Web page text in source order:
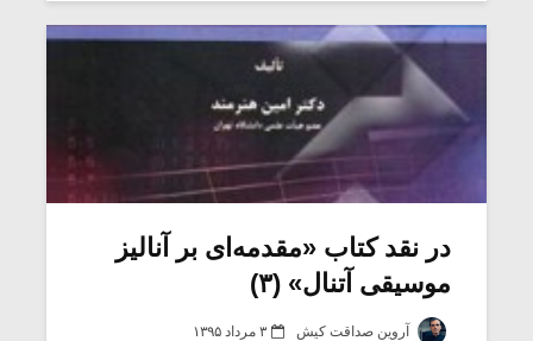
در نقد کتاب «مقدمه‌ای بر آنالیز
موسیقی آتنال» (۳)
آروین صداقت کیش ۳ مرداد ۱۳۹۵